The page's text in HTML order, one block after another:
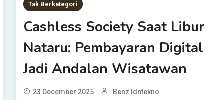
Tak Berkategori
Cashless Society Saat Libur
Nataru: Pembayaran Digital
Jadi Andalan Wisatawan
23 December 2025 Benz Idntekno